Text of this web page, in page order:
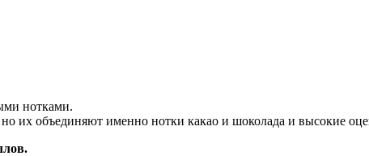
нотками.
их объединяют именно нотки какао и шоколада и высокие